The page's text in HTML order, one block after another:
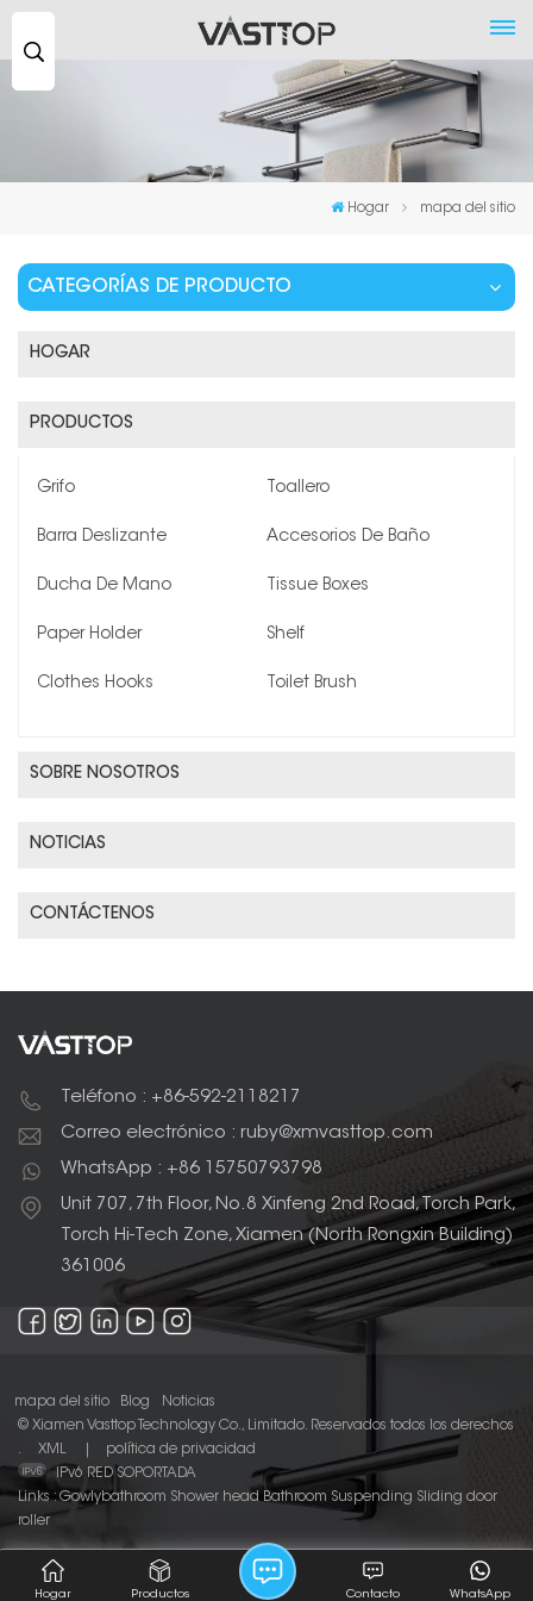
Hogar mapa del sitio
CATEGORÍAS DE PRODUCTO
HOGAR
PRODUCTOS
Grifo Toallero
Barra Deslizante Accesorios De Baño
Ducha De Mano Tissue Boxes
Paper Holder Shelf
Clothes Hooks Toilet Brush
SOBRE NOSOTROS
NOTICIAS
CONTÁCTENOS
Teléfono : +86-592-2118217
Correo electrónico : ruby@xmvasttop.com
WhatsApp : +86 15750793798
Unit 707, 7th Floor, No.8 Xinfeng 2nd Road, Torch Park,
Torch Hi-Tech Zone, Xiamen (North Rongxin Building)
361006
mapa del sitio Blog
Noticias
© Xiamen Vasttop Technology Co., Limitado. Reservados todos los derechos
.
XML
política de privacidad
IPv6 RED SOPORTADA
Links :Gowlybathroom Shower head Bathroom Suspending Sliding door
roller
Hogar Productos WhatsApp
Contacto